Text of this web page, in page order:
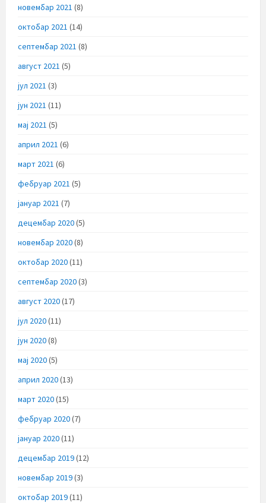
новембар 2021 (8)
октобар 2021 (14)
септембар 2021 (8)
август 2021 (5)
јул 2021 (3)
јун 2021 (11)
мај 2021 (5)
април 2021 (6)
март 2021 (6)
фебруар 2021 (5)
јануар 2021 (7)
децембар 2020(5)
новембар 2020(8)
октобар 2020(11)
септембар 2020(3)
август 2020(17)
јул 2020(11)
јун 2020(8)
мај 2020(5)
април 2020(13)
март 2020(15)
фебруар 2020(7)
јануар 2020(11)
децембар 2019(12)
новембар 2019(3)
октобар 2019(11)